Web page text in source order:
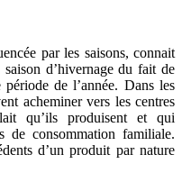
par les saisons, connait
d’hivernage du fait de
période de l’année. Dans les
acheminer vers les centres
qu’ils produisent et qui
de consommation familiale.
d’un produit par nature